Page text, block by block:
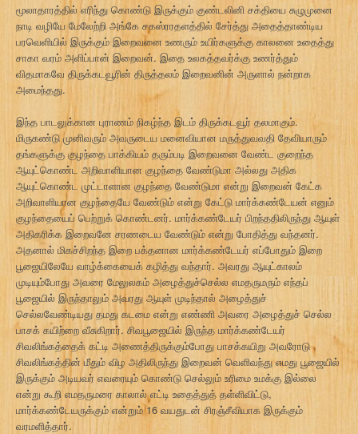
மூலாதாரத்தில் எரிந்து கொண்டு இருக்கும் குண்டலினி சக்தியை சுழுமுனை
நாடி வழியே மேலேற்றி அங்கே சகஸ்ரரதளத்தில் சேர்த்து அதைத்தாண்டிய
பரவெளியில் இருக்கும் இறைவனை உணரும் உயிர்களுக்கு காலனை உதைத்து
சாகா வரம் அளிப்பான் இறைவன். இதை உலகத்தவர்க்கு உணர்த்தும்
விதமாகவே திருக்கடவூரின் திருத்தலம் இறைவனின் அருளால் நன்றாக
அமைந்தது.
இந்த பாடலுக்கான புராணம் நிகழ்ந்த இடம் திருக்கடவூர் தலமாகும்.
மிருகண்டு முனிவரும் அவருடைய மனைவியான மருத்துவவதி தேவியாரும்
தங்களுக்கு குழந்தை பாக்கியம் தரும்படி இறைவனை வேண்ட குறைந்த
ஆயுட்கொண்ட அறிவாளியான குழந்தை வேண்டுமா அல்லது அதிக
ஆயுட்கொண்ட முட்டாளான குழந்தை வேண்டுமா என்று இறைவன் கேட்க
அறிவாளியான குழந்தையே வேண்டும் என்று கேட்டு மார்க்கண்டேயன் எனும்
குழந்தையைப் பெற்றுக் கொண்டனர். மார்க்கண்டேயர் பிறந்ததிலிருந்து ஆயுள்
அதிகரிக்க இறைவனே சரணடைய வேண்டும் என்று போதித்து வந்தனர்.
அதனால் மிகச்சிறந்த இறை பக்தனான மார்க்கண்டேயர் எப்போதும் இறை
பூஜையிலேயே வாழ்க்கையைக் கழித்து வந்தார். அவரது ஆயுட்காலம்
முடியும்போது அவரை மேலுலகம் அழைத்துச்செல்ல எமதருமரும் எந்தப்
பூஜையில் இருந்தாலும் அவரது ஆயுள் முடிந்தால் அழைத்துச்
செல்லவேண்டியது தமது கடமை என்று எண்ணி அவரை அழைத்துச் செல்ல
பாசக் கயிற்றை வீசுகிறார். சிவபூஜையில் இருந்த மார்க்கண்டேயர்
சிவலிங்கத்தைக் கட்டி அணைத்திருக்கும்போது பாசக்கயிறு அவரோடு
சிவலிங்கத்தின் மீதும் விழ அதிலிருந்து இறைவன் வெளிவந்து எமது பூஜையில்
இருக்கும் அடியவர் எவரையும் கொண்டு செல்லும் உரிமை உமக்கு இல்லை
என்று கூறி எமதருமரை காலால் எட்டி உதைத்துத் தள்ளிவிட்டு,
மார்க்கண்டேயருக்கும் என்றும் 16 வயதுடன் சிரஞ்சீவியாக இருக்கும்
வரமளித்தார்.